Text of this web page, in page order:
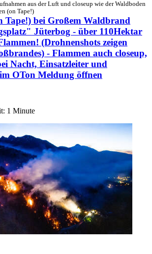
aus der Luft und closeup wie der Waldboden
(on Tape!)
Tape!) bei Großem Waldbrand
Jüterbog - über 110Hektar
(Drohnenshots zeigen
- Flammen auch closeup,
Nacht, Einsatzleiter und
OTon Meldung öffnen
1 Minute